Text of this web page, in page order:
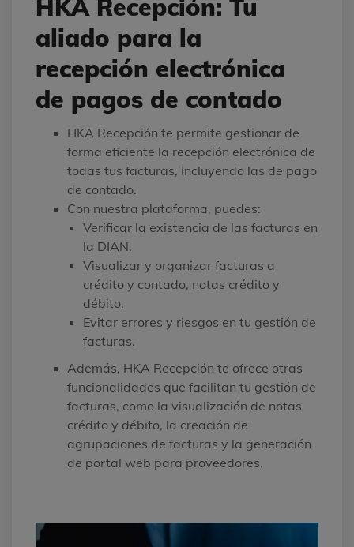
HKA Recepción: Tu
aliado para la
recepción electrónica
de pagos de contado
HKA Recepción te permite gestionar de
forma eficiente la recepción electrónica de
todas tus facturas, incluyendo las de pago
de contado.
Con nuestra plataforma, puedes:
Verificar la existencia de las facturas en
la DIAN.
Visualizar y organizar facturas a
crédito y contado, notas crédito y
débito.
Evitar errores y riesgos en tu gestión de
facturas.
Además, HKA Recepción te ofrece otras
funcionalidades que facilitan tu gestión de
facturas, como la visualización de notas
crédito y débito, la creación de
agrupaciones de facturas y la generación
de portal web para proveedores.